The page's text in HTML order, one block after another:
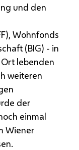
und den
Wohnfonds
(BIG) - in
lebenden
weiteren
der
einmal
Wiener